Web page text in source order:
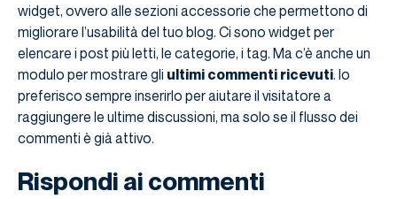
widget, ovvero alle sezioni accessorie che permettono di
migliorare l’usabilità del tuo blog. Ci sono widget per
elencare i post più letti, le categorie, i tag. Ma c’è anche un
modulo per mostrare gli ultimi commenti ricevuti. Io
preferisco sempre inserirlo per aiutare il visitatore a
raggiungere le ultime discussioni, ma solo se il flusso dei
commenti è già attivo.
Rispondi ai commenti